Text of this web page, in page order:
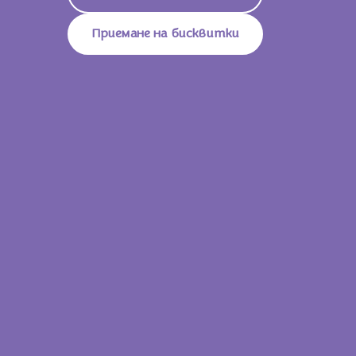
Мастни Киселини
Въглехидрати 48g
Приемане на бисквитки